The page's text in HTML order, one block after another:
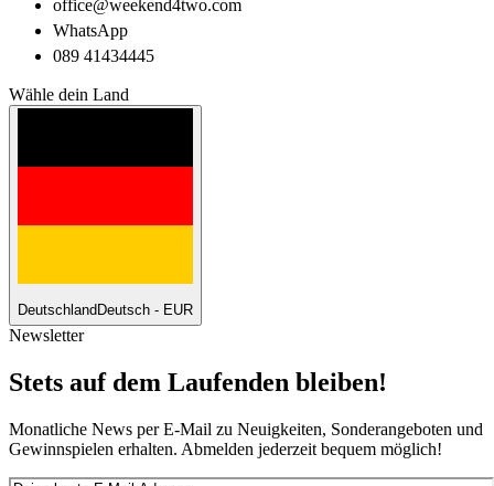
office@weekend4two.com
WhatsApp
089 41434445
Wähle dein Land
Deutschland Deutsch - EUR
Newsletter
Stets auf dem Laufenden bleiben!
Monatliche News per E-Mail zu Neuigkeiten, Sonderangeboten und
Gewinnspielen erhalten. Abmelden jederzeit bequem möglich!